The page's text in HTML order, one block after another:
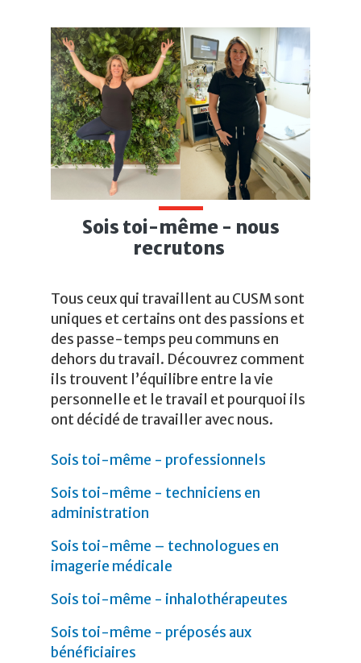
Sois toi-même - nous
recrutons
Tous ceux qui travaillent au CUSM sont
uniques et certains ont des passions et
des passe-temps peu communs en
dehors du travail. Découvrez comment
ils trouvent l’équilibre entre la vie
personnelle et le travail et pourquoi ils
ont décidé de travailler avec nous.
Sois toi-même - professionnels
Sois toi-même - techniciens en
administration
Sois toi-même – technologues en
imagerie médicale
Sois toi-même - inhalothérapeutes
Sois toi-même - préposés aux
bénéficiaires